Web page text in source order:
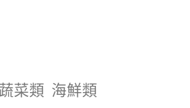
菜類 海鮮類